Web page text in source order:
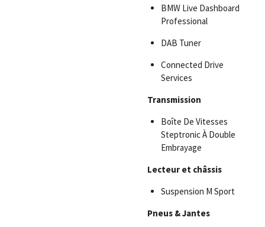
BMW Live Dashboard
Professional
DAB Tuner
Connected Drive
Services
Transmission
Boîte De Vitesses
Steptronic À Double
Embrayage
Lecteur et châssis
Suspension M Sport
Pneus & Jantes